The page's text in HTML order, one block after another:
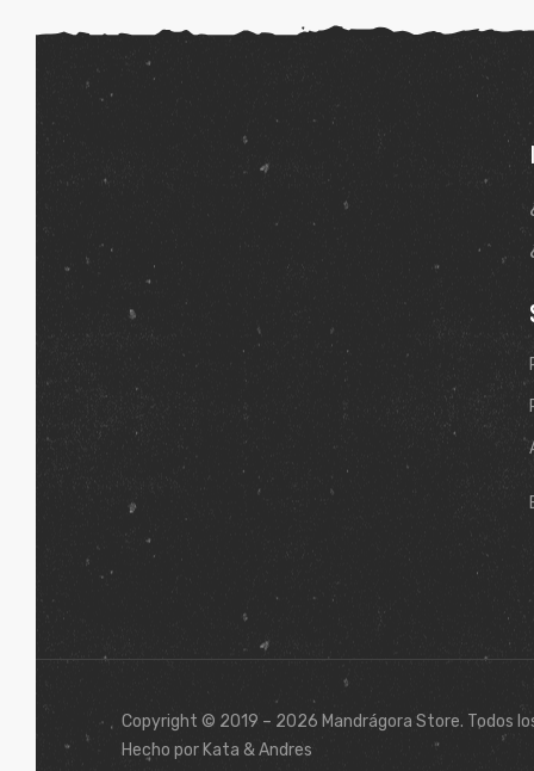
Copyright © 2019 – 2026 Mandrágora Store. Todos
Hecho por Kata & Andres